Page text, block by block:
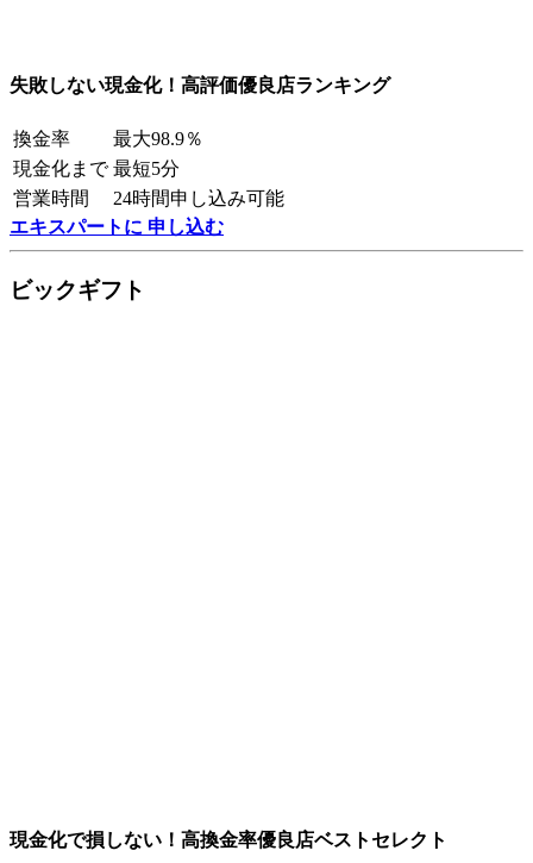
失敗しない現金化！高評価優良店ランキング
換金率
最大98.9％
現金化まで 最短5分
営業時間
24時間申し込み可能
エキスパートに 申し込む
ビックギフト
現金化で損しない！高換金率優良店ベストセレクト